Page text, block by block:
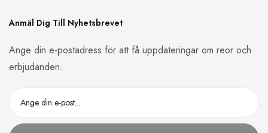
Anmäl Dig Till Nyhetsbrevet
Ange din e-postadress för att få uppdateringar om reor och
erbjudanden.